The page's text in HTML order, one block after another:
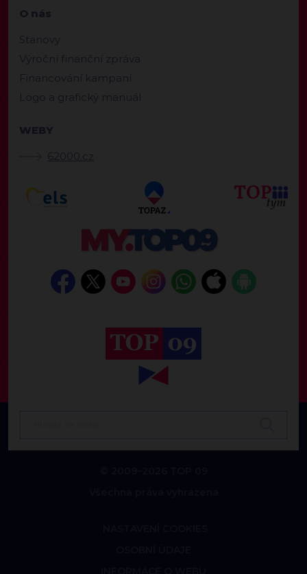
O nás
Stanovy
Výroční finanční zpráva
Financování kampaní
Logo a grafický manuál
WEBY
62000.cz